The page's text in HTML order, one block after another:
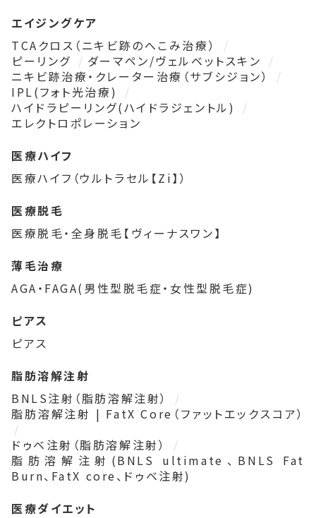
エイジングケア
TCAクロス（ニキビ跡のへこみ治療）
ピーリング
ダーマペン/ヴェルベットスキン
ニキビ跡治療・クレーター治療（サブシジョン）
IPL(フォト光治療)
ハイドラピーリング(ハイドラジェントル)
エレクトロポレーション
医療ハイフ
医療ハイフ（ウルトラセル【Zi】）
医療脱毛
医療脱毛・全身脱毛【ヴィーナスワン】
薄毛治療
AGA・FAGA(男性型脱毛症・女性型脱毛症)
ピアス
ピアス
脂肪溶解注射
BNLS注射（脂肪溶解注射）
脂肪溶解注射 | FatX Core（ファットエックスコア）
ドゥベ注射（脂肪溶解注射）
脂肪溶解注射(BNLS ultimate、BNLS Fat
Burn、FatX core、ドゥベ注射)
医療ダイエット